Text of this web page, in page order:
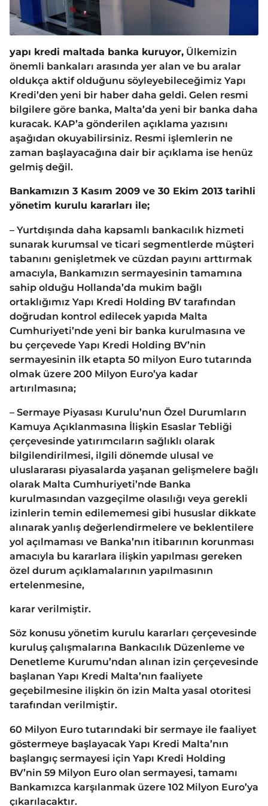
yapı kredi maltada banka kuruyor, Ülkemizin
önemli bankaları arasında yer alan ve bu aralar
oldukça aktif olduğunu söyleyebileceğimiz Yapı
Kredi’den yeni bir haber daha geldi. Gelen resmi
bilgilere göre banka, Malta’da yeni bir banka daha
kuracak. KAP’a gönderilen açıklama yazısını
aşağıdan okuyabilirsiniz. Resmi işlemlerin ne
zaman başlayacağına dair bir açıklama ise henüz
gelmiş değil.
Bankamızın 3 Kasım 2009 ve 30 Ekim 2013 tarihli
yönetim kurulu kararları ile;
– Yurtdışında daha kapsamlı bankacılık hizmeti
sunarak kurumsal ve ticari segmentlerde müşteri
tabanını genişletmek ve cüzdan payını arttırmak
amacıyla, Bankamızın sermayesinin tamamına
sahip olduğu Hollanda’da mukim bağlı
ortaklığımız Yapı Kredi Holding BV tarafından
doğrudan kontrol edilecek yapıda Malta
Cumhuriyeti’nde yeni bir banka kurulmasına ve
bu çerçevede Yapı Kredi Holding BV’nin
sermayesinin ilk etapta 50 milyon Euro tutarında
olmak üzere 200 Milyon Euro’ya kadar
artırılmasına;
– Sermaye Piyasası Kurulu’nun Özel Durumların
Kamuya Açıklanmasına İlişkin Esaslar Tebliği
çerçevesinde yatırımcıların sağlıklı olarak
bilgilendirilmesi, ilgili dönemde ulusal ve
uluslararası piyasalarda yaşanan gelişmelere bağlı
olarak Malta Cumhuriyeti’nde Banka
kurulmasından vazgeçilme olasılığı veya gerekli
izinlerin temin edilememesi gibi hususlar dikkate
alınarak yanlış değerlendirmelere ve beklentilere
yol açılmaması ve Banka’nın itibarının korunması
amacıyla bu kararlara ilişkin yapılması gereken
özel durum açıklamalarının yapılmasının
ertelenmesine,
karar verilmiştir.
Söz konusu yönetim kurulu kararları çerçevesinde
kuruluş çalışmalarına Bankacılık Düzenleme ve
Denetleme Kurumu’ndan alınan izin çerçevesinde
başlanan Yapı Kredi Malta’nın faaliyete
geçebilmesine ilişkin ön izin Malta yasal otoritesi
tarafından verilmiştir.
60 Milyon Euro tutarındaki bir sermaye ile faaliyet
göstermeye başlayacak Yapı Kredi Malta’nın
başlangıç sermayesi için Yapı Kredi Holding
BV’nin 59 Milyon Euro olan sermayesi, tamamı
Bankamızca karşılanmak üzere 102 Milyon Euro’ya
çıkarılacaktır.